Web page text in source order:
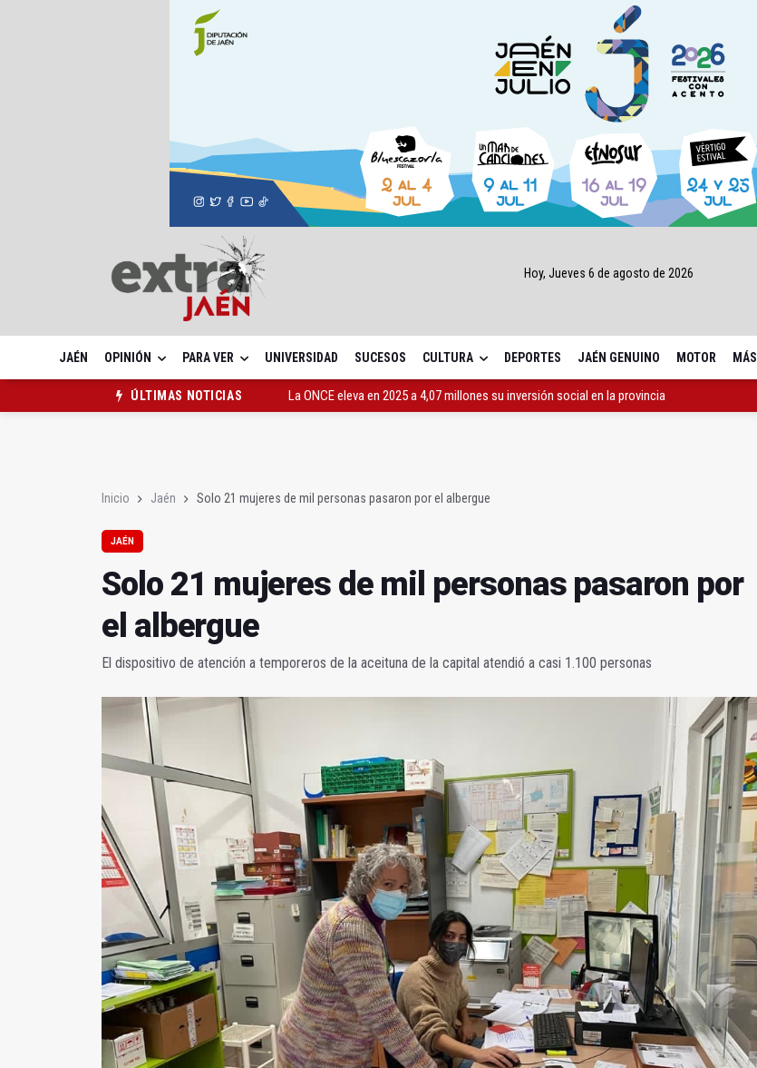
Hoy, Jueves 6 de agosto de 2026
JAÉN OPINIÓN PARA VER UNIVERSIDAD SUCESOS CULTURA DEPORTES JAÉN GENUINO MOTOR MÁS
ÚLTIMAS NOTICIAS
La ONCE eleva en 2025 a 4,07 millones su inversión social en la provincia
Inicio Jaén Solo 21 mujeres de mil personas pasaron por el albergue
JAÉN
Solo 21 mujeres de mil personas pasaron por
el albergue
El dispositivo de atención a temporeros de la aceituna de la capital atendió a casi 1.100 personas